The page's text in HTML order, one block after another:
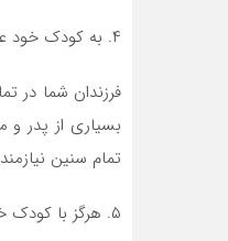
۴. به کودک خود عشق می‌ورزند
فرزندان شما در
بسیاری از پدر و
تمام سنین
۵. هرگز با کودک خود دعوا نمی‌کنند